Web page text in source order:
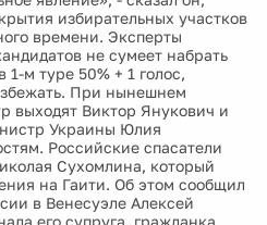
избирательных участков
времени. Эксперты
не сумеет набрать
м туре 50% + 1 голос,
При нынешнем
выходят Виктор Янукович и
Украины Юлия
Российские спасатели
Сухомлина, который
на Гаити. Об этом сообщил
в Венесуэле Алексей